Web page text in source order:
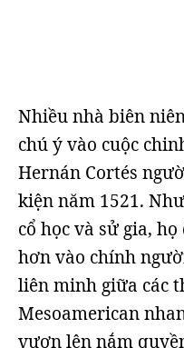
Nhiều nhà biên
chú ý vào cuộc
Hernán Cortés
kiện năm 1521.
cổ học và sử gia,
hơn vào chính
liên minh giữa các
Mesoamerican
vươn lên nắm